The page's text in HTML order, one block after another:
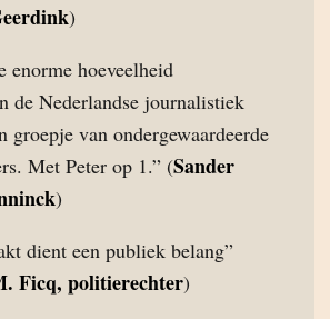
)
enorme hoeveelheid
de Nederlandse journalistiek
groepje van ondergewaardeerde
Met Peter op 1.” (Sander
)
dient een publiek belang”
Ficq, politierechter)